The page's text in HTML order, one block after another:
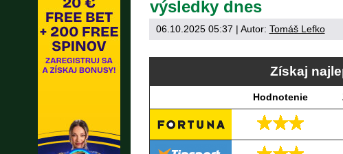
výsledky dnes
06.10.2025 05:37 | Autor: Tomáš Lefko
Získaj
Hodnotenie